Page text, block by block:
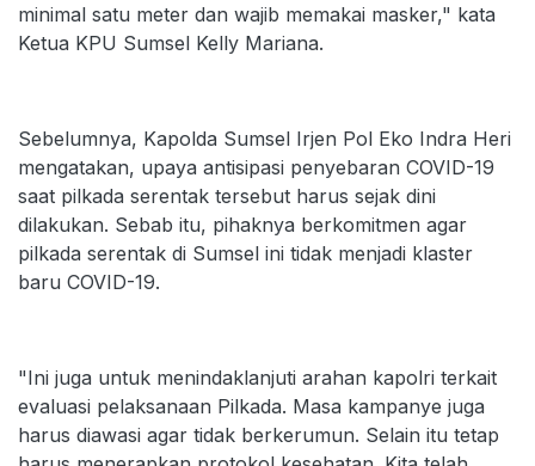
minimal satu meter dan wajib memakai masker," kata
Ketua KPU Sumsel Kelly Mariana.
Sebelumnya, Kapolda Sumsel Irjen Pol Eko Indra Heri
mengatakan, upaya antisipasi penyebaran COVID-19
saat pilkada serentak tersebut harus sejak dini
dilakukan. Sebab itu, pihaknya berkomitmen agar
pilkada serentak di Sumsel ini tidak menjadi klaster
baru COVID-19.
"Ini juga untuk menindaklanjuti arahan kapolri terkait
evaluasi pelaksanaan Pilkada. Masa kampanye juga
harus diawasi agar tidak berkerumun. Selain itu tetap